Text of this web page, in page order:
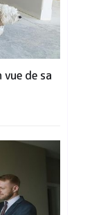
vue de sa